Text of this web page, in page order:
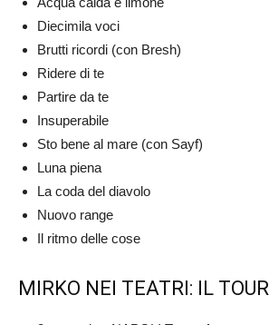
Diecimila voci
Brutti ricordi (con Bresh)
Ridere di te
Partire da te
Insuperabile
Sto bene al mare (con Sayf)
Luna piena
La coda del diavolo
Nuovo range
Il ritmo delle cose
MIRKO NEI TEATRI: IL TOUR